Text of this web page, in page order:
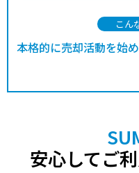
こん
本格的に売却活動を始
安心してご